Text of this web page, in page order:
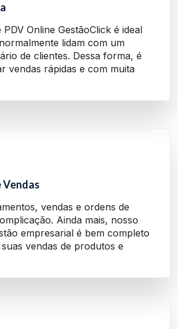
Online GestãoClick é ideal
lidam com um
de clientes. Dessa forma, é
vendas rápidas e com muita
Vendas
vendas e ordens de
Ainda mais, nosso
empresarial é bem completo
vendas de produtos e